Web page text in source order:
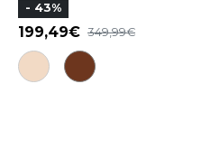
- 43%
199,49 349,99